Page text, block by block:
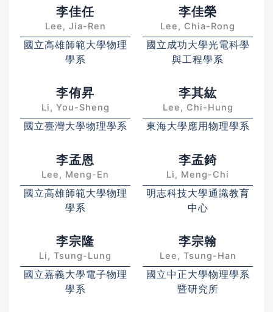
李佳任
Lee, Jia-Ren
國立高雄師範大學物理
學系
李佳榮
Lee, Chia-Rong
國立成功大學光電科學
與工程學系
李侑昇
Li, You-Sheng
國立臺灣大學物理學系
李其紘
Lee, Chi-Hung
東海大學應用物理學系
李孟恩
Lee, Meng-En
國立高雄師範大學物理
學系
李孟錡
Li, Meng-Chi
明志科技大學通識教育
中心
李宗隆
Li, Tsung-Lung
國立嘉義大學電子物理
學系
李宗翰
Lee, Tsung-Han
國立中正大學物理學系
暨研究所